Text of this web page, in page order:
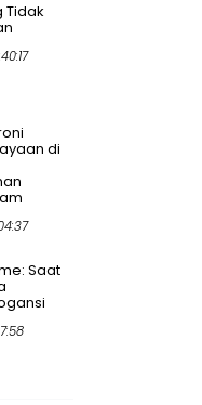
Tidak
di
Saat